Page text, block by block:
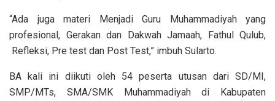
“Ada juga materi Menjadi Guru Muhammadiyah yang
profesional, Gerakan dan Dakwah Jamaah, Fathul Qulub,
Refleksi, Pre test dan Post Test,” imbuh Sularto.
BA kali ini diikuti oleh 54 peserta utusan dari SD/MI,
SMP/MTs, SMA/SMK Muhammadiyah di Kabupaten